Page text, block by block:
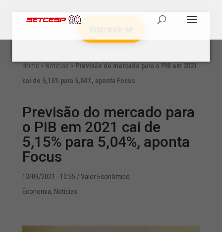
Home > Notícias > Previsão do mercado para o PIB em 2021
cai de 5,15% para 5,04%, aponta Focus
Previsão do mercado para
o PIB em 2021 cai de
5,15% para 5,04%, aponta
Focus
13/09/2021 - 10:55 / Valor Econômico
Economia, Notícias